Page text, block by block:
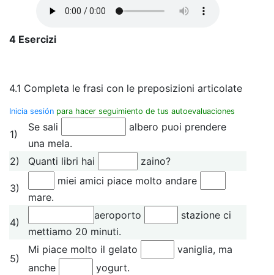
4 Esercizi
4.1 Completa le frasi con le preposizioni articolate
Inicia sesión para hacer seguimiento de tus autoevaluaciones
1)
Se sali
albero puoi prendere
una mela.
2)
Quanti libri hai zaino?
3)
miei amici piace molto andare
mare.
4)
aeroporto
stazione ci
mettiamo 20 minuti.
5)
Mi piace molto il gelato
vaniglia, ma
anche
yogurt.